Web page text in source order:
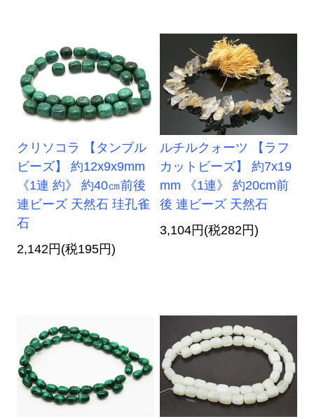
クリソコラ 【タンブル
ビーズ】 約12x9x9mm
《1連 約》 約40㎝前後
連ビーズ 天然石 珪孔雀
石
2,142円(税195円)
ルチルクォーツ 【ラフ
カットビーズ】 約7x19
mm 《1連》 約20cm前
後 連ビーズ 天然石
3,104円(税282円)